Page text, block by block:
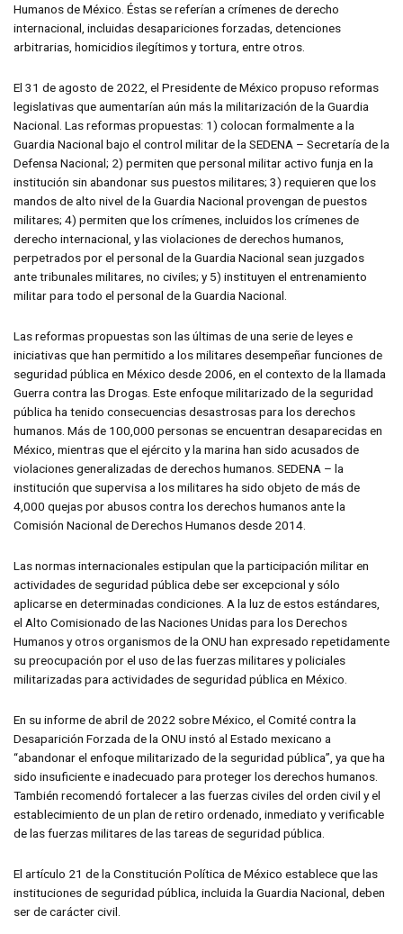
Humanos de México. Éstas se referían a crímenes de derecho
internacional, incluidas desapariciones forzadas, detenciones
arbitrarias, homicidios ilegítimos y tortura, entre otros.
El 31 de agosto de 2022, el Presidente de México propuso reformas
legislativas que aumentarían aún más la militarización de la Guardia
Nacional. Las reformas propuestas: 1) colocan formalmente a la
Guardia Nacional bajo el control militar de la SEDENA – Secretaría de la
Defensa Nacional; 2) permiten que personal militar activo funja en la
institución sin abandonar sus puestos militares; 3) requieren que los
mandos de alto nivel de la Guardia Nacional provengan de puestos
militares; 4) permiten que los crímenes, incluidos los crímenes de
derecho internacional, y las violaciones de derechos humanos,
perpetrados por el personal de la Guardia Nacional sean juzgados
ante tribunales militares, no civiles; y 5) instituyen el entrenamiento
militar para todo el personal de la Guardia Nacional.
Las reformas propuestas son las últimas de una serie de leyes e
iniciativas que han permitido a los militares desempeñar funciones de
seguridad pública en México desde 2006, en el contexto de la llamada
Guerra contra las Drogas. Este enfoque militarizado de la seguridad
pública ha tenido consecuencias desastrosas para los derechos
humanos. Más de 100,000 personas se encuentran desaparecidas en
México, mientras que el ejército y la marina han sido acusados de
violaciones generalizadas de derechos humanos. SEDENA – la
institución que supervisa a los militares ha sido objeto de más de
4,000 quejas por abusos contra los derechos humanos ante la
Comisión Nacional de Derechos Humanos desde 2014.
Las normas internacionales estipulan que la participación militar en
actividades de seguridad pública debe ser excepcional y sólo
aplicarse en determinadas condiciones. A la luz de estos estándares,
el Alto Comisionado de las Naciones Unidas para los Derechos
Humanos y otros organismos de la ONU han expresado repetidamente
su preocupación por el uso de las fuerzas militares y policiales
militarizadas para actividades de seguridad pública en México.
En su informe de abril de 2022 sobre México, el Comité contra la
Desaparición Forzada de la ONU instó al Estado mexicano a
“abandonar el enfoque militarizado de la seguridad pública”, ya que ha
sido insuficiente e inadecuado para proteger los derechos humanos.
También recomendó fortalecer a las fuerzas civiles del orden civil y el
establecimiento de un plan de retiro ordenado, inmediato y verificable
de las fuerzas militares de las tareas de seguridad pública.
El artículo 21 de la Constitución Política de México establece que las
instituciones de seguridad pública, incluida la Guardia Nacional, deben
ser de carácter civil.